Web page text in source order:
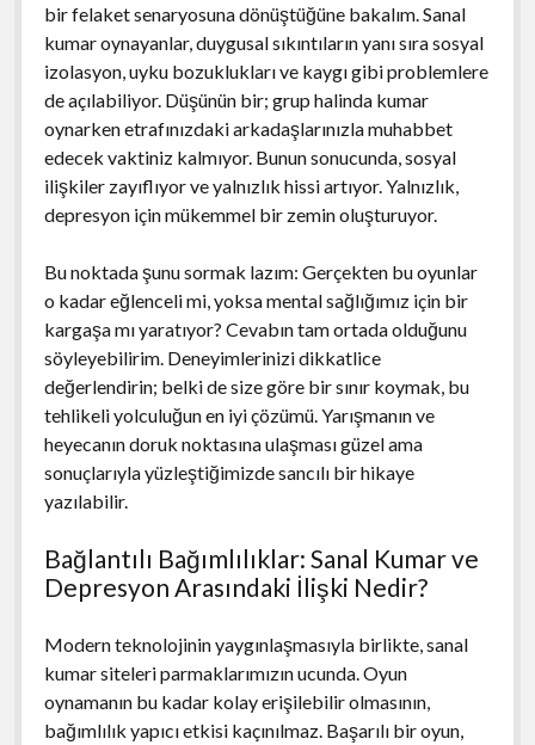
bir felaket senaryosuna dönüştüğüne bakalım. Sanal
kumar oynayanlar, duygusal sıkıntıların yanı sıra sosyal
izolasyon, uyku bozuklukları ve kaygı gibi problemlere
de açılabiliyor. Düşünün bir; grup halinda kumar
oynarken etrafınızdaki arkadaşlarınızla muhabbet
edecek vaktiniz kalmıyor. Bunun sonucunda, sosyal
ilişkiler zayıflıyor ve yalnızlık hissi artıyor. Yalnızlık,
depresyon için mükemmel bir zemin oluşturuyor.
Bu noktada şunu sormak lazım: Gerçekten bu oyunlar
o kadar eğlenceli mi, yoksa mental sağlığımız için bir
kargaşa mı yaratıyor? Cevabın tam ortada olduğunu
söyleyebilirim. Deneyimlerinizi dikkatlice
değerlendirin; belki de size göre bir sınır koymak, bu
tehlikeli yolculuğun en iyi çözümü. Yarışmanın ve
heyecanın doruk noktasına ulaşması güzel ama
sonuçlarıyla yüzleştiğimizde sancılı bir hikaye
yazılabilir.
Bağlantılı Bağımlılıklar: Sanal Kumar ve
Depresyon Arasındaki İlişki Nedir?
Modern teknolojinin yaygınlaşmasıyla birlikte, sanal
kumar siteleri parmaklarımızın ucunda. Oyun
oynamanın bu kadar kolay erişilebilir olmasının,
bağımlılık yapıcı etkisi kaçınılmaz. Başarılı bir oyun,